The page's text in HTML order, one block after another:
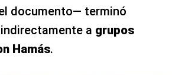
documento— terminó
a grupos
Hamás.